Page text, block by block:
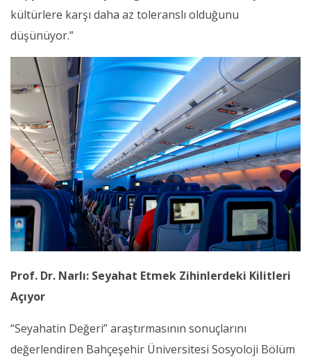
kültürlere karşı daha az toleranslı olduğunu
düşünüyor.”
Prof. Dr. Narlı: Seyahat Etmek Zihinlerdeki Kilitleri
Açıyor
“Seyahatin Değeri” araştırmasının sonuçlarını
değerlendiren Bahçeşehir Üniversitesi Sosyoloji Bölüm